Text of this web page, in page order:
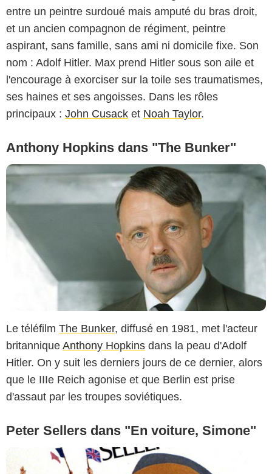
entre un peintre surdoué mais amputé du bras droit,
et un ancien compagnon de régiment, peintre
aspirant, sans famille, sans ami ni domicile fixe. Son
nom : Adolf Hitler. Max prend Hitler sous son aile et
l'encourage à exorciser sur la toile ses traumatismes,
ses haines et ses angoisses. Dans les rôles
principaux : John Cusack et Noah Taylor.
Anthony Hopkins dans "The Bunker"
Le téléfilm The Bunker, diffusé en 1981, met l'acteur
britannique Anthony Hopkins dans la peau d'Adolf
Hitler. On y suit les derniers jours de ce dernier, alors
que le IIIe Reich agonise et que Berlin est prise
d'assaut par les troupes soviétiques.
Peter Sellers dans "En voiture, Simone"